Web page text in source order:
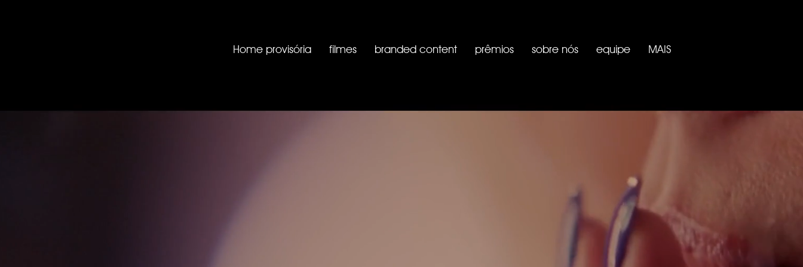
Home provisória filmes branded content prêmios sobre nós equipe MAIS